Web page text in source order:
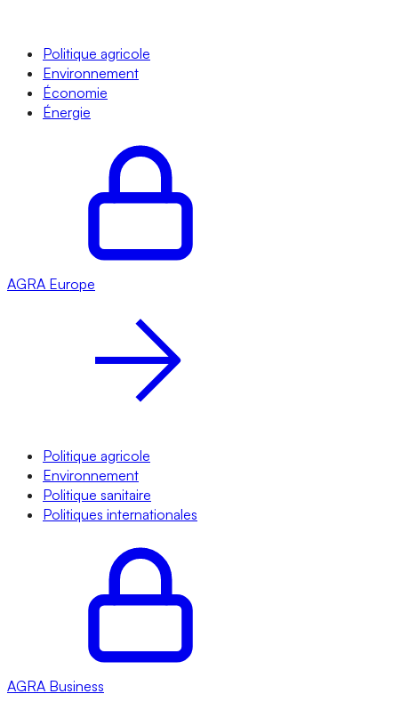
Politique agricole
Environnement
Économie
Énergie
AGRA Europe
Politique agricole
Environnement
Politique sanitaire
Politiques internationales
AGRA Business